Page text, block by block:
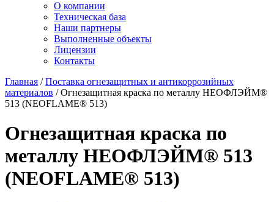
О компании
Техническая база
Наши партнеры
Выполненные объекты
Лицензии
Контакты
Главная /Поставка огнезащитных и антикоррозийных
материалов /Огнезащитная краска по металлу НЕОФЛЭЙМ®
513 (NEOFLAME® 513)
Огнезащитная краска по
металлу НЕОФЛЭЙМ® 513
(NEOFLAME® 513)